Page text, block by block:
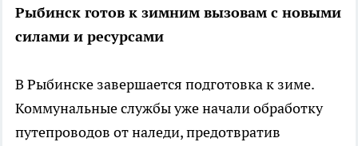
Рыбинск готов к зимним вызовам с новыми
силами и ресурсами
В Рыбинске завершается подготовка к зиме.
Коммунальные службы уже начали обработку
путепроводов от наледи, предотвратив